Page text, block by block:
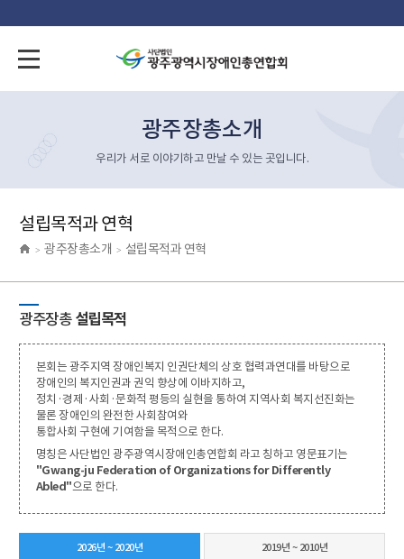
광주장총소개
우리가 서로 이야기하고 만날 수 있는 곳입니다.
설립목적과 연혁
> 광주장총소개 > 설립목적과 연혁
광주장총설립목적
본회는 광주지역 장애인복지 인권단체의 상호 협력과연대를 바탕으로
장애인의 복지인권과 권익 향상에 이바지하고,
정치·경제·사회·문화적 평등의 실현을 통하여 지역사회 복지선진화는
물론 장애인의 완전한 사회참여와
통합사회 구현에 기여함을 목적으로 한다.
명칭은 사단법인 광주광역시장애인총연합회 라고 칭하고 영문표기는
"Gwang-ju Federation of Organizations for Differently
Abled"으로 한다.
2026년 ~ 2020년 2019년 ~ 2010년